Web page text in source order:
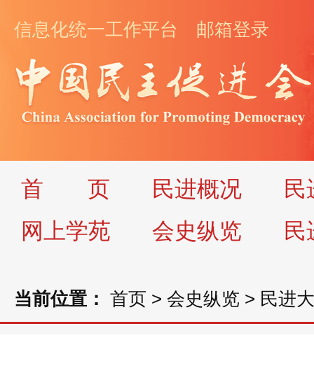
信息化统一工作平台 邮箱登录
首 页 民进概况
民
网上学苑
会史纵览 民
当前位置： 首页 > 会史纵览 > 民进